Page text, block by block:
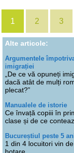
1 2 3
Alte articole:
Argumentele
imigrației
„De ce vă opuneți
dacă atât de mulți
plecat?”
Manualele de istorie
Ce învață copiii în
clase și de ce
Bucureștiul peste 5
1 din 4 locuitori vin